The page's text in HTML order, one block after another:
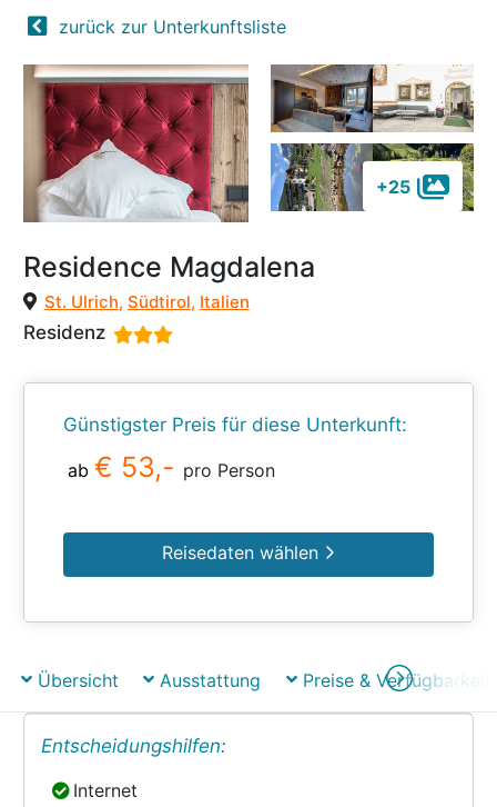
zurück zur Unterkunftsliste
+25
Residence Magdalena
St. Ulrich, Südtirol, Italien
Residenz
Günstigster Preis für diese Unterkunft:
ab € 53,- pro Person
Reisedaten wählen
Übersicht Ausstattung Preise & Verfügbarkeit
Entscheidungshilfen:
Internet
Internet